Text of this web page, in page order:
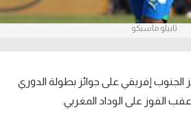
ثابيلو ماسيكو
إفريقي على جوائز بطولة الدوري
الفوز على الوداد المغربي.